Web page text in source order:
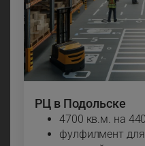
РЦ в Подольске
4700 кв.м. на
фулфилмент